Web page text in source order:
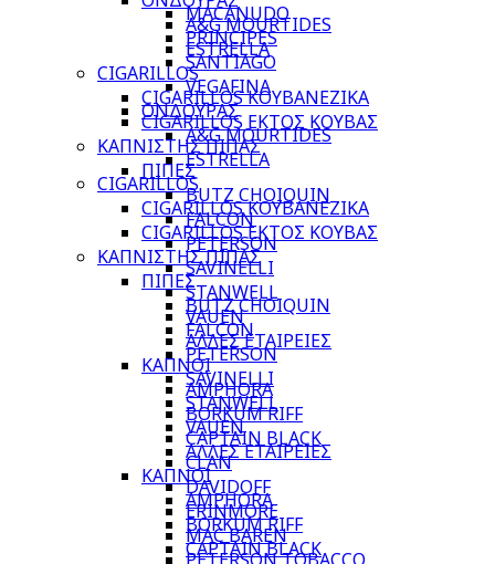
A&G MOURTIDES
ESTRELLA
CIGARILLOS
CIGARILLOS ΚΟΥΒΑΝΕΖΙΚΑ
CIGARILLOS ΕΚΤΟΣ ΚΟΥΒΑΣ
ΚΑΠΝΙΣΤΗΣ ΠΙΠΑΣ
ΠΙΠΕΣ
BUTZ CHOIQUIN
FALCON
PETERSON
SAVINELLI
STANWELL
VAUEN
ΑΛΛΕΣ ΕΤΑΙΡΕΙΕΣ
ΚΑΠΝΟΙ
AMPHORA
BORKUM RIFF
CAPTAIN BLACK
CLAN
DAVIDOFF
ERINMORE
MAC BAREN
MACANUDO
PRINCIPES
SANTIAGO
VEGAFINA
ΟΝΔΟΥΡΑΣ
A&G MOURTIDES
ESTRELLA
CIGARILLOS
CIGARILLOS ΚΟΥΒΑΝΕΖΙΚΑ
CIGARILLOS ΕΚΤΟΣ ΚΟΥΒΑΣ
ΚΑΠΝΙΣΤΗΣ ΠΙΠΑΣ
ΠΙΠΕΣ
BUTZ CHOIQUIN
FALCON
PETERSON
SAVINELLI
STANWELL
VAUEN
ΑΛΛΕΣ ΕΤΑΙΡΕΙΕΣ
ΚΑΠΝΟΙ
AMPHORA
BORKUM RIFF
CAPTAIN BLACK